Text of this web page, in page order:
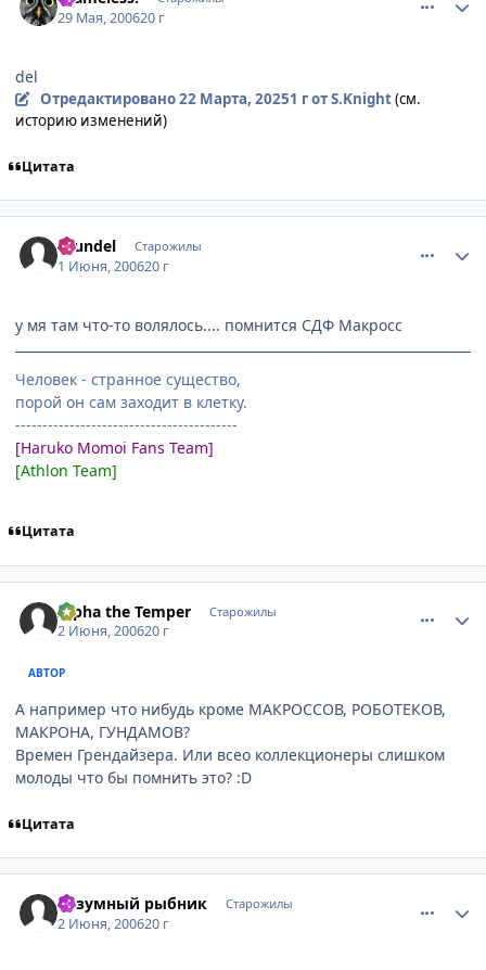
29 Мая, 200620 г
del
Отредактировано22 Марта, 20251 гот S.Knight(см.
историю изменений)
Цитата
hrundel Старожилы
1 Июня, 200620 г
у мя там что-то волялось.... помнится СДФ Макросс
Человек - странное существо,
порой он сам заходит в клетку.
-----------------------------------------
[Haruko Momoi Fans Team]
[Athlon Team]
Цитата
Alpha the Temper Старожилы
2 Июня, 200620 г
АВТОР
А например что нибудь кроме МАКРОССОВ, РОБОТЕКОВ,
МАКРОНА, ГУНДАМОВ?
Времен Грендайзера. Или всео коллекционеры слишком
молоды что бы помнить это? :D
Цитата
Безумный рыбник Старожилы
2 Июня, 200620 г